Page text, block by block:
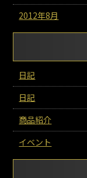
2012年8月
日記
日記
商品紹介
イベント